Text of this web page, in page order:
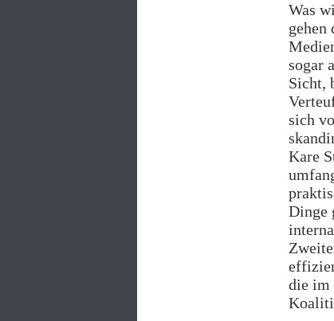
Was
gehen
sogar
Sicht,
sich
Kare
Dinge
die im